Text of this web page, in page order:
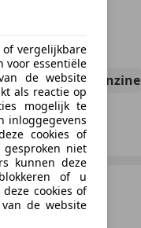
km Benzine
vergelijkbare
voor essentiële
de website
als reactie op
mogelijk te
inloggegevens
cookies of
niet
kunnen deze
of u
cookies of
de website